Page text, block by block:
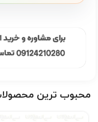
محبوب ترین